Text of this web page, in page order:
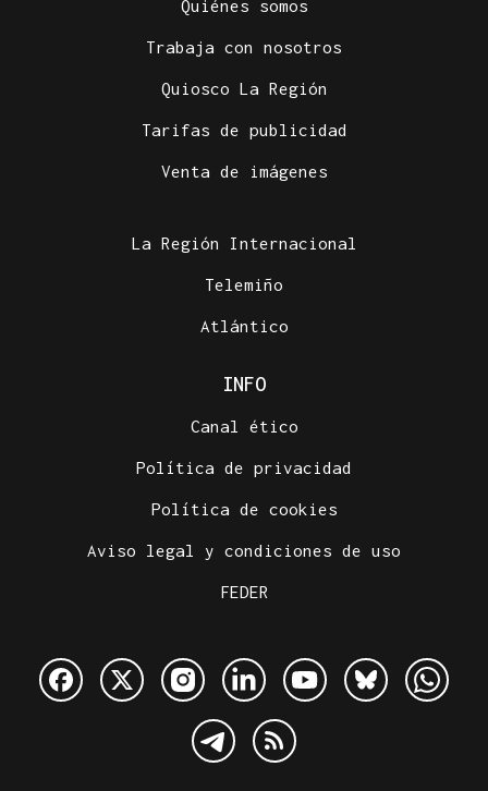
Quiénes somos
Trabaja con nosotros
Quiosco La Región
Tarifas de publicidad
Venta de imágenes
La Región Internacional
Telemiño
Atlántico
INFO
Canal ético
Política de privacidad
Política de cookies
Aviso legal y condiciones de uso
FEDER